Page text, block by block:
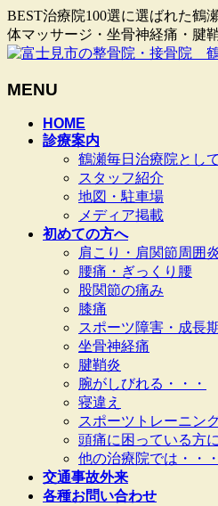
BEST治療院100選に選ばれた
体マッサージ・坐骨神経痛・腱
MENU
HOME
診療案内
鶴瀬毎日治療院とし
スタッフ紹介
地図・駐車場
メディア掲載
初めての方へ
肩こり・肩関節周囲
腰痛・ぎっくり腰
股関節の痛み
膝痛
スポーツ障害・成長
坐骨神経痛
腱鞘炎
腕がしびれる・・・
寝違え
スポーツトレーニン
頭痛に困っている方
他の治療院では・・・
交通事故外来
各種お問い合わせ